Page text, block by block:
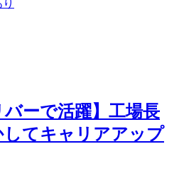
バーで活躍】工場長
してキャリアアップ